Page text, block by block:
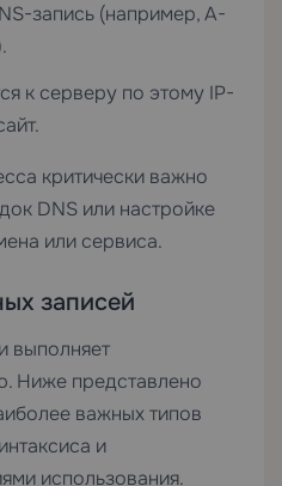
запись (например, A-
к серверу по этому IP-
критически важно
DNS или настройке
или сервиса.
записей
выполняет
Ниже представлено
важных типов
и
использования.